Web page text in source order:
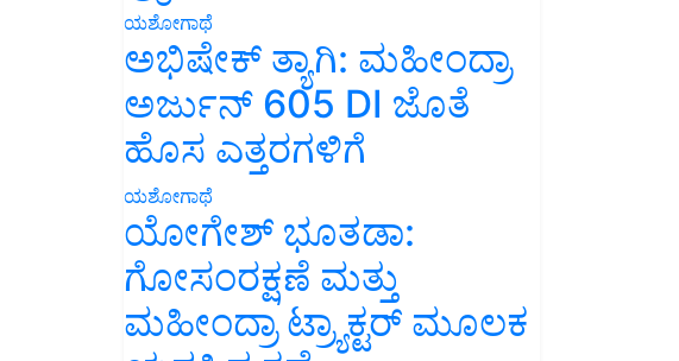
ಯಶೋಗಾಥೆ
ಅಭಿಷೇಕ್ ತ್ಯಾಗಿ: ಮಹೀಂದ್ರಾ
ಅರ್ಜುನ್ 605 DI ಜೊತೆ
ಹೊಸ ಎತ್ತರಗಳಿಗೆ
ಯಶೋಗಾಥೆ
ಯೋಗೇಶ್ ಭೂತಡಾ:
ಗೋಸಂರಕ್ಷಣೆ ಮತ್ತು
ಮಹೀಂದ್ರಾ ಟ್ರ್ಯಾಕ್ಟರ್ ಮೂಲಕ